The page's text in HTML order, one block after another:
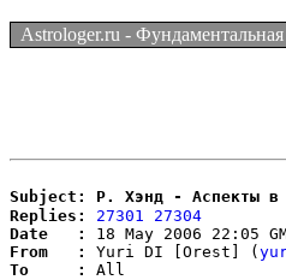
Astrologer.ru -
Subject: Р. Хэнд - Аспекты в
Replies:
27301
27304
Date   :
From   :
Yuri DI [Orest] (
To     :